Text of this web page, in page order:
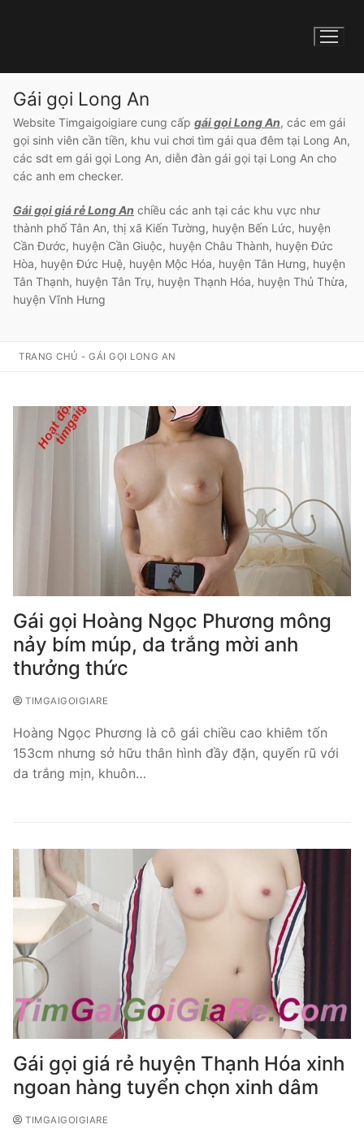
Gái gọi Long An
Website Timgaigoigiare cung cấp gái gọi Long An, các em gái
gọi sinh viên cần tiền, khu vui chơi tìm gái qua đêm tại Long An,
các sdt em gái gọi Long An, diễn đàn gái gọi tại Long An cho
các anh em checker.
Gái gọi giá rẻ Long An chiều các anh tại các khu vực như
thành phố Tân An, thị xã Kiến Tường, huyện Bến Lức, huyện
Cần Đước, huyện Cần Giuộc, huyện Châu Thành, huyện Đức
Hòa, huyện Đức Huệ, huyện Mộc Hóa, huyện Tân Hưng, huyện
Tân Thạnh, huyện Tân Trụ, huyện Thạnh Hóa, huyện Thủ Thừa,
huyện Vĩnh Hưng
TRANG CHỦ -GÁI GỌI LONG AN
Gái gọi Hoàng Ngọc Phương mông
nảy bím múp, da trắng mời anh
thưởng thức
TIMGAIGOIGIARE
Hoàng Ngọc Phương là cô gái chiều cao khiêm tốn
153cm nhưng sở hữu thân hình đầy đặn, quyến rũ với
da trắng mịn, khuôn…
Gái gọi giá rẻ huyện Thạnh Hóa xinh
ngoan hàng tuyển chọn xinh dâm
TIMGAIGOIGIARE